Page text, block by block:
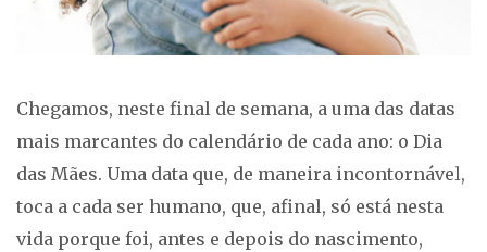
Chegamos, neste final de semana, a uma das datas
mais marcantes do calendário de cada ano: o Dia
das Mães. Uma data que, de maneira incontornável,
toca a cada ser humano, que, afinal, só está nesta
vida porque foi, antes e depois do nascimento,